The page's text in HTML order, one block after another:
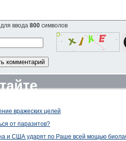
ввода 800 символов
вражеских целей
от паразитов?
и США ударят по Раше всей мощью